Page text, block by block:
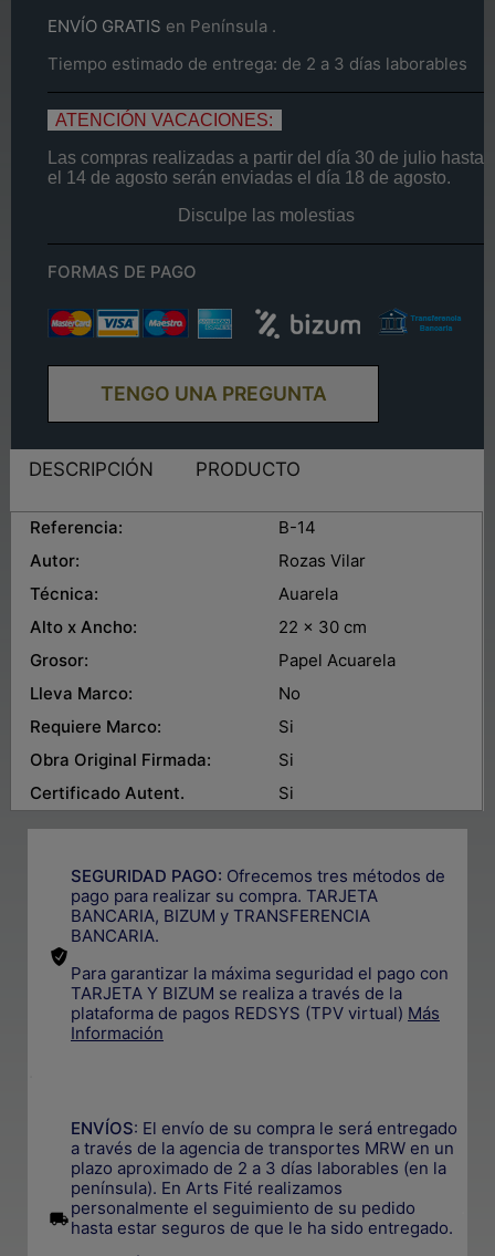
ENVÍO GRATIS en Península .
Tiempo estimado de entrega: de 2 a 3 días laborables
ATENCIÓN VACACIONES:
Las compras realizadas a partir del día 30 de julio hasta
el 14 de agosto serán enviadas el día 18 de agosto.
Disculpe las molestias
FORMAS DE PAGO
TENGO UNA PREGUNTA
DESCRIPCIÓN PRODUCTO
Referencia:
B-14
Autor:
Rozas Vilar
Técnica:
Auarela
Alto x Ancho:
22 x 30 cm
Grosor:
Papel Acuarela
Lleva Marco:
No
Requiere Marco:
Si
Obra Original Firmada:
Si
Certificado Autent.
Si
SEGURIDAD PAGO: Ofrecemos tres métodos de
pago para realizar su compra. TARJETA
BANCARIA, BIZUM y TRANSFERENCIA
BANCARIA.
Para garantizar la máxima seguridad el pago con
TARJETA Y BIZUM se realiza a través de la
plataforma de pagos REDSYS (TPV virtual) Más
Información
ENVÍOS: El envío de su compra le será entregado
a través de la agencia de transportes MRW en un
plazo aproximado de 2 a 3 días laborables (en la
península). En Arts Fité realizamos
personalmente el seguimiento de su pedido
hasta estar seguros de que le ha sido entregado.